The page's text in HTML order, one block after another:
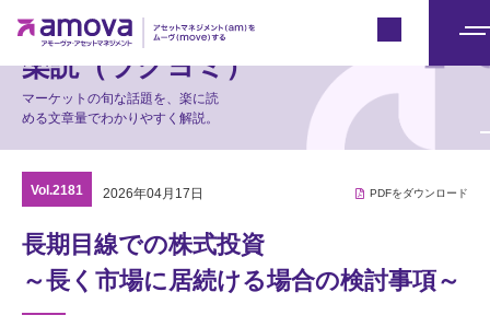
楽読（ラクヨミ）
マーケットの旬な話題を、楽に読
める文章量でわかりやすく解説。
Vol.2181 2026年04月17日 PDFをダウンロード
長期目線での株式投資
～長く市場に居続ける場合の検討事項～